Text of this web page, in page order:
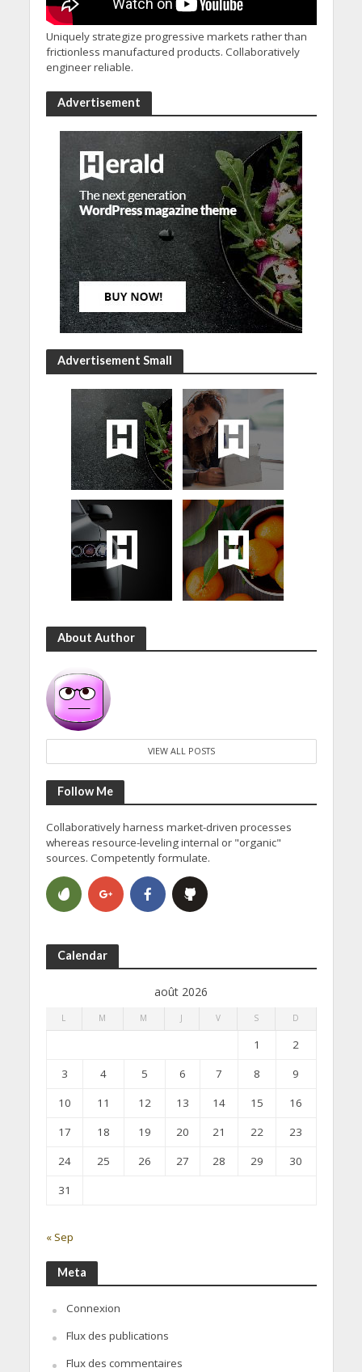
Uniquely strategize progressive markets rather than
frictionless manufactured products. Collaboratively
engineer reliable.
Advertisement
Advertisement Small
About Author
VIEW ALL POSTS
Follow Me
Collaboratively harness market-driven processes
whereas resource-leveling internal or "organic"
sources. Competently formulate.
Calendar
août 2026
L M M J V S D
1
2
3
4 5 6 7 8
9
10
11 12 13 14 15
16
17
18 19 20 21 22
23
24
25 26 27 28 29
30
31
« Sep
Meta
Connexion
Flux des publications
Flux des commentaires